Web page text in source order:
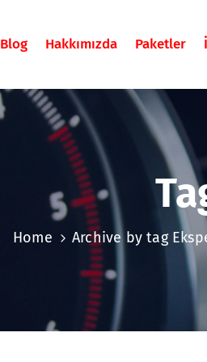
Blog Hakkımızda Paketler
Home Archive by tag